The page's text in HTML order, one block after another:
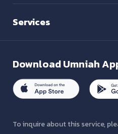
Services
DownloadUmniah
To inquire about this service,